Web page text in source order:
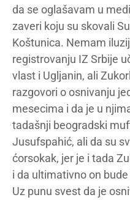
da se oglašavam u
zaveri koju su skovali
Koštunica. Nemam
registrovanju IZ Srbije
vlast i Ugljanin, ali
razgovori o osnivanju
mesecima i da je u
tadašnji beogradski
Jusufspahić, ali da su
ćorsokak, jer je i tada
i da ultimativno on
Uz punu svest da je